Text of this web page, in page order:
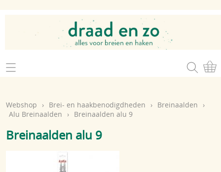
Home
Brei- en haakgaren
Brei- en haakbenodigdheden
Mijn account
Openingsuren
Brei- en haakatelier
Webshop › Brei- en haakbenodigdheden › Breinaalden
›
Alu Breinaalden
› Breinaalden alu 9
Breinaalden alu 9